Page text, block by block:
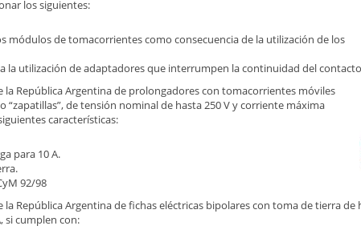
los siguientes:
módulos de tomacorrientes como consecuencia de la utilización de los
la utilización de adaptadores que interrumpen la continuidad del
República Argentina de prolongadores con tomacorrientes móviles
de tensión nominal de hasta 250 V y corriente máxima
características:
para 10 A.
92/98
República Argentina de fichas eléctricas bipolares con toma de tierra de
si cumplen con: